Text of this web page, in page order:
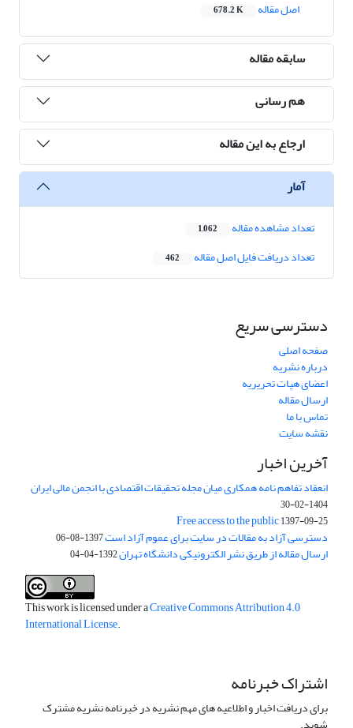
اصل مقاله
678.2 K
سابقه مقاله
هم رسانی
ارجاع به این مقاله
آمار
تعداد مشاهده مقاله 1,062
تعداد دریافت فایل اصل مقاله 462
دسترسی سریع
صفحه اصلی
درباره نشریه
اعضای هیات تحریریه
ارسال مقاله
تماس با ما
نقشه سایت
آخرین اخبار
انعقاد تفاهم نامه همکاری میان مجله تحقیقات اقتصادی با انجمن مالی ایران
1404-02-30
Free access to the public1397-09-25
دسترسی آزاد به مقالات در سایت برای عموم آزاد است1397-08-06
ارسال مقاله از طریق نشر الکترونیکی دانشگاه تهران1392-04-04
This work is licensed under aCreative Commons Attribution 4.0
International License.
اشتراک خبرنامه
برای دریافت اخبار و اطلاعیه های مهم نشریه در خبرنامه نشریه مشترک